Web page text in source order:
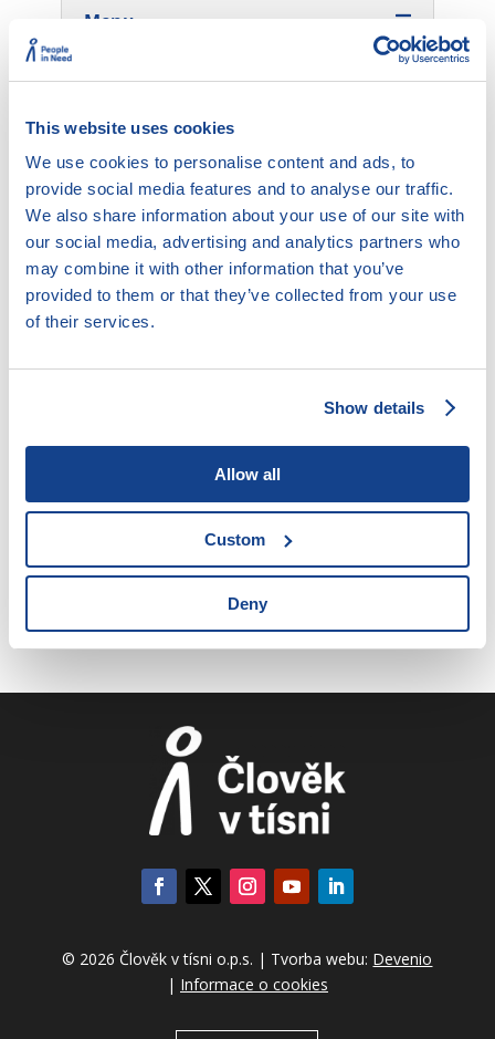
This website uses cookies
We use cookies to personalise content and ads, to
provide social media features and to analyse our traffic.
We also share information about your use of our site with
our social media, advertising and analytics partners who
may combine it with other information that you’ve
provided to them or that they’ve collected from your use
of their services.
Show details
Allow all
Custom
Deny
Menu
11.3. Důchodové pojištění
11.3.1. Důchodový systém
11.3.2. Druhy důchodů
11.3.4. Doba pojištění a náhradní doba
11.3.5. Starobní důchod
11.3.6. Invalidní důchod
11.3.7. Vdovský (vdovecký) důchod
11.3.8. Sirotčí důchod
© 2026 Člověk v tísni o.p.s. | Tvorba webu: Devenio
| Informace o cookies